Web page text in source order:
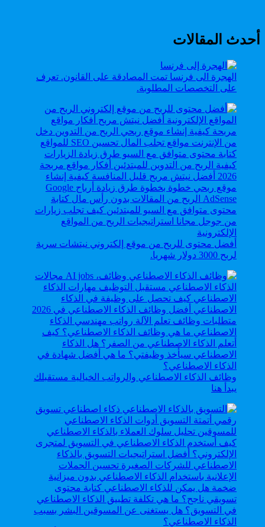
أحدث المقالات
الهجرة الى فرنسا تمت المصادقة على القانون. تعرف
على التخصصات المطلوبة.
أفضل محتوى للربح من موقع إلكتروني نيتشات سرية
لربح 3000 دولار شهريا.
وظائف الذكاء الاصطناعي والرواتب الخيالية مستقبلك
يبدأ هنا